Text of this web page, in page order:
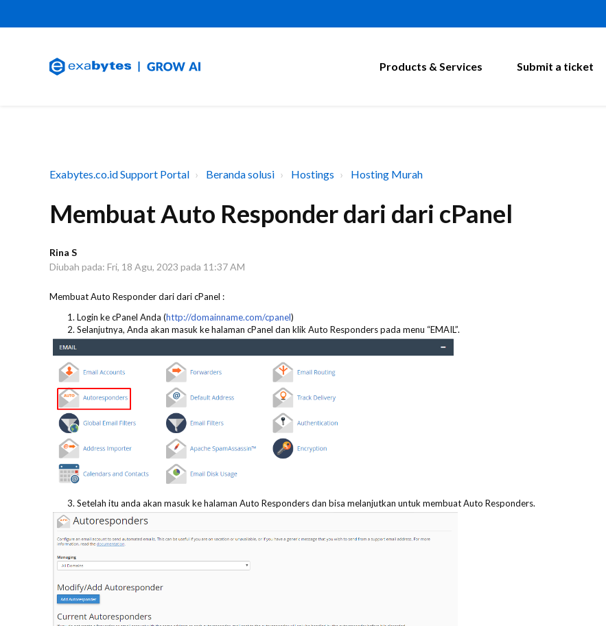
Products & Services Submit a ticket
Exabytes.co.id Support Portal Beranda solusi Hostings Hosting Murah
Membuat Auto Responder dari dari cPanel
Rina S
Diubah pada: Fri, 18 Agu, 2023 pada 11:37 AM
Membuat Auto Responder dari dari cPanel :
Login ke cPanel Anda (http://domainname.com/cpanel)
Selanjutnya, Anda akan masuk ke halaman cPanel dan klik Auto Responders pada menu “EMAIL”.
Setelah itu anda akan masuk ke halaman Auto Responders dan bisa melanjutkan untuk membuat Auto Responders.